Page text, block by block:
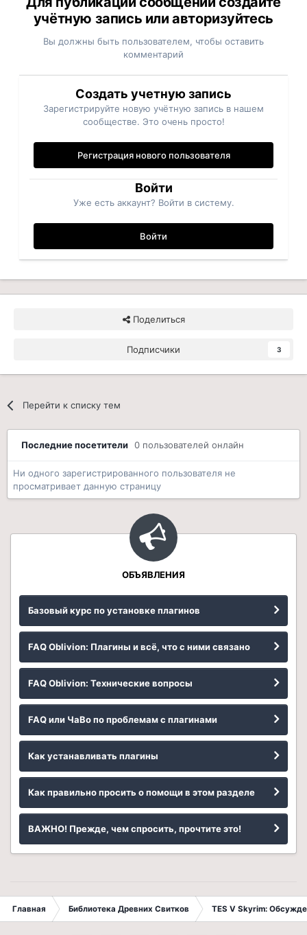
учётную запись или авторизуйтесь
Вы должны быть пользователем, чтобы оставить
комментарий
Создать учетную запись
Зарегистрируйте новую учётную запись в нашем
сообществе. Это очень просто!
Регистрация нового пользователя
Войти
Уже есть аккаунт? Войти в систему.
Войти
Поделиться
Подписчики 3
Перейти к списку тем
Последние посетители 0 пользователей онлайн
Ни одного зарегистрированного пользователя не
просматривает данную страницу
ОБЪЯВЛЕНИЯ
Базовый курс по установке плагинов
FAQ Oblivion: Плагины и всё, что с ними связано
FAQ Oblivion: Технические вопросы
FAQ или ЧаВо по проблемам с плагинами
Как устанавливать плагины
Как правильно просить о помощи в этом разделе
ВАЖНО! Прежде, чем спросить, прочтите это!
Главная Библиотека Древних Свитков TES V Skyrim: